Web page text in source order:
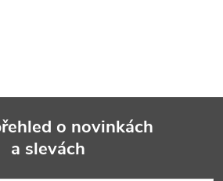
o novinkách
a slevách